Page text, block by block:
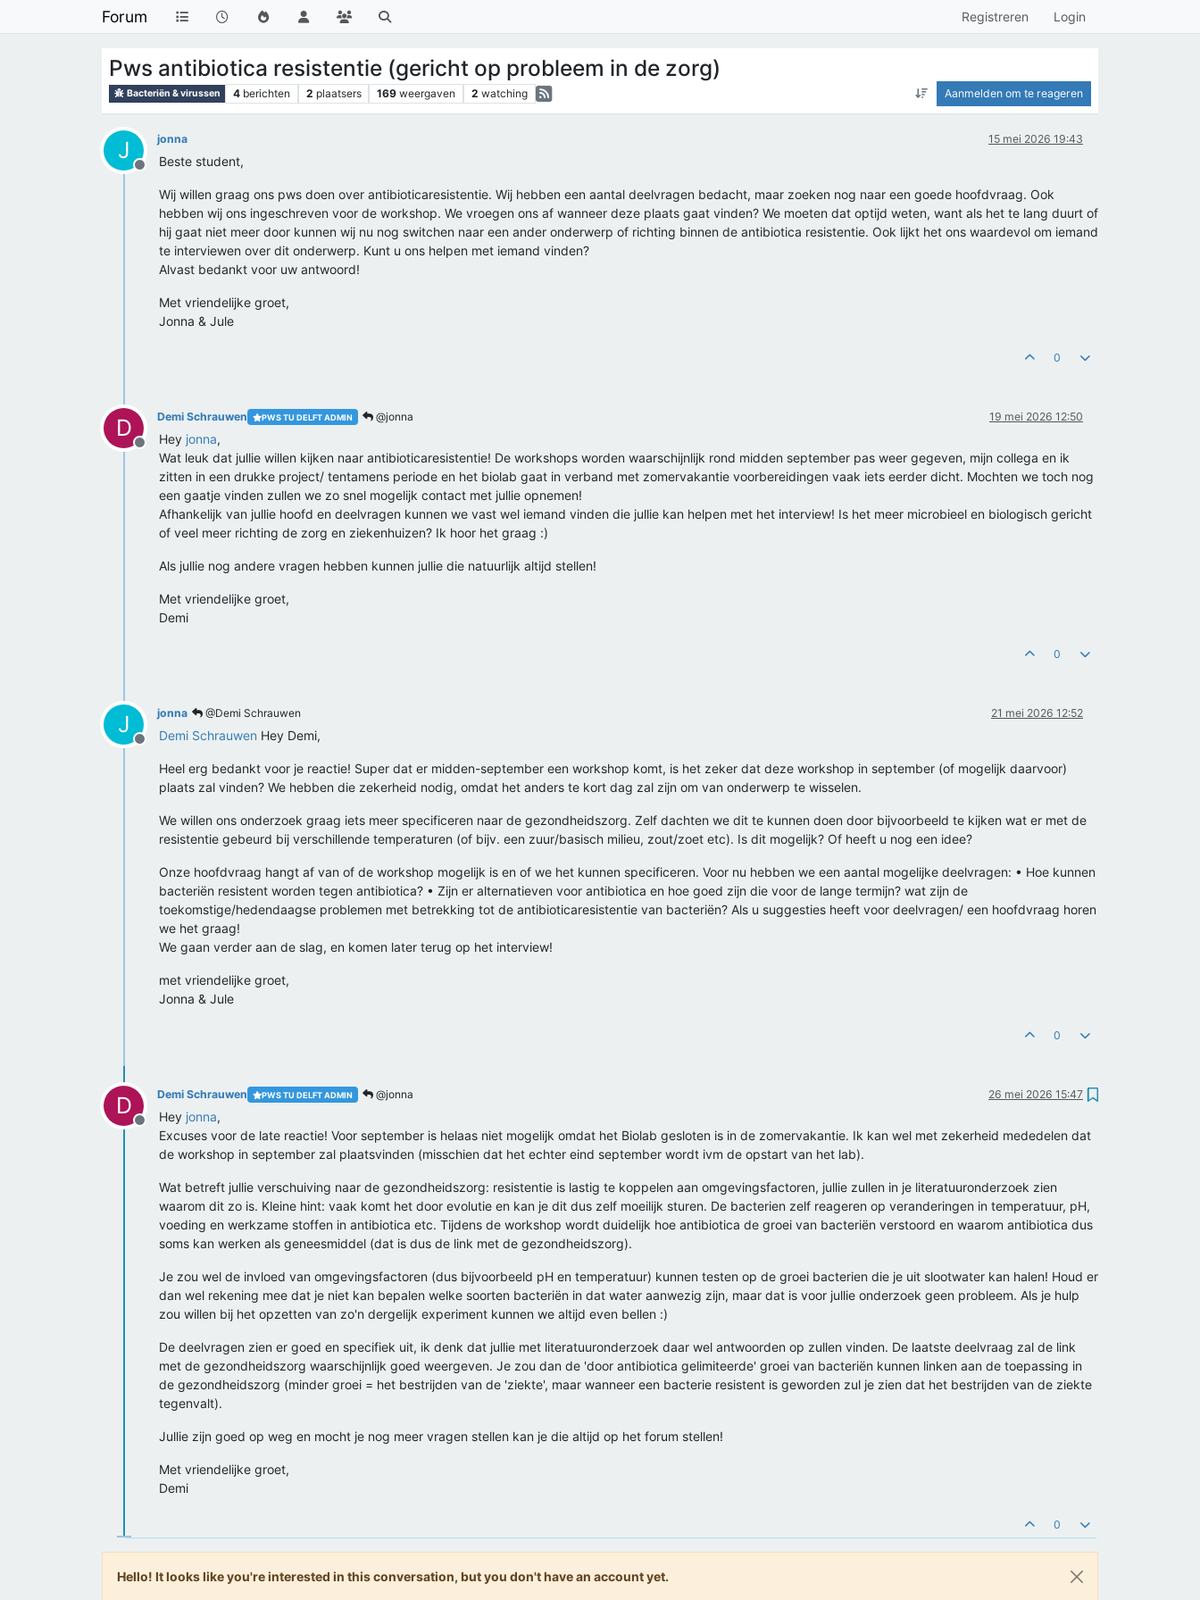
Forum Registreren Login
Pws antibiotica resistentie (gericht op probleem in de zorg)
Bacteriën & virussen 4 berichten 2 plaatsers 169 weergaven 2 watching Aanmelden om te reageren
J
Offline
jonna 15 mei 2026 19:43
Beste student,
Wij willen graag ons pws doen over antibioticaresistentie. Wij hebben een aantal deelvragen bedacht, maar zoeken nog naar een goede hoofdvraag. Ook
hebben wij ons ingeschreven voor de workshop. We vroegen ons af wanneer deze plaats gaat vinden? We moeten dat optijd weten, want als het te lang duurt of
hij gaat niet meer door kunnen wij nu nog switchen naar een ander onderwerp of richting binnen de antibiotica resistentie. Ook lijkt het ons waardevol om iemand
te interviewen over dit onderwerp. Kunt u ons helpen met iemand vinden?
Alvast bedankt voor uw antwoord!
Met vriendelijke groet,
Jonna & Jule
0
D
Offline
Demi Schrauwen PWS TU DELFT ADMIN @jonna 19 mei 2026 12:50
Hey jonna,
Wat leuk dat jullie willen kijken naar antibioticaresistentie! De workshops worden waarschijnlijk rond midden september pas weer gegeven, mijn collega en ik
zitten in een drukke project/ tentamens periode en het biolab gaat in verband met zomervakantie voorbereidingen vaak iets eerder dicht. Mochten we toch nog
een gaatje vinden zullen we zo snel mogelijk contact met jullie opnemen!
Afhankelijk van jullie hoofd en deelvragen kunnen we vast wel iemand vinden die jullie kan helpen met het interview! Is het meer microbieel en biologisch gericht
of veel meer richting de zorg en ziekenhuizen? Ik hoor het graag :)
Als jullie nog andere vragen hebben kunnen jullie die natuurlijk altijd stellen!
Met vriendelijke groet,
Demi
0
J
Offline
jonna @Demi Schrauwen 21 mei 2026 12:52
Demi Schrauwen Hey Demi,
Heel erg bedankt voor je reactie! Super dat er midden-september een workshop komt, is het zeker dat deze workshop in september (of mogelijk daarvoor)
plaats zal vinden? We hebben die zekerheid nodig, omdat het anders te kort dag zal zijn om van onderwerp te wisselen.
We willen ons onderzoek graag iets meer specificeren naar de gezondheidszorg. Zelf dachten we dit te kunnen doen door bijvoorbeeld te kijken wat er met de
resistentie gebeurd bij verschillende temperaturen (of bijv. een zuur/basisch milieu, zout/zoet etc). Is dit mogelijk? Of heeft u nog een idee?
Onze hoofdvraag hangt af van of de workshop mogelijk is en of we het kunnen specificeren. Voor nu hebben we een aantal mogelijke deelvragen: • Hoe kunnen
bacteriën resistent worden tegen antibiotica? • Zijn er alternatieven voor antibiotica en hoe goed zijn die voor de lange termijn? wat zijn de
toekomstige/hedendaagse problemen met betrekking tot de antibioticaresistentie van bacteriën? Als u suggesties heeft voor deelvragen/ een hoofdvraag horen
we het graag!
We gaan verder aan de slag, en komen later terug op het interview!
met vriendelijke groet,
Jonna & Jule
0
D
Offline
Demi Schrauwen PWS TU DELFT ADMIN @jonna 26 mei 2026 15:47
Hey jonna,
Excuses voor de late reactie! Voor september is helaas niet mogelijk omdat het Biolab gesloten is in de zomervakantie. Ik kan wel met zekerheid mededelen dat
de workshop in september zal plaatsvinden (misschien dat het echter eind september wordt ivm de opstart van het lab).
Wat betreft jullie verschuiving naar de gezondheidszorg: resistentie is lastig te koppelen aan omgevingsfactoren, jullie zullen in je literatuuronderzoek zien
waarom dit zo is. Kleine hint: vaak komt het door evolutie en kan je dit dus zelf moeilijk sturen. De bacterien zelf reageren op veranderingen in temperatuur, pH,
voeding en werkzame stoffen in antibiotica etc. Tijdens de workshop wordt duidelijk hoe antibiotica de groei van bacteriën verstoord en waarom antibiotica dus
soms kan werken als geneesmiddel (dat is dus de link met de gezondheidszorg).
Je zou wel de invloed van omgevingsfactoren (dus bijvoorbeeld pH en temperatuur) kunnen testen op de groei bacterien die je uit slootwater kan halen! Houd er
dan wel rekening mee dat je niet kan bepalen welke soorten bacteriën in dat water aanwezig zijn, maar dat is voor jullie onderzoek geen probleem. Als je hulp
zou willen bij het opzetten van zo'n dergelijk experiment kunnen we altijd even bellen :)
De deelvragen zien er goed en specifiek uit, ik denk dat jullie met literatuuronderzoek daar wel antwoorden op zullen vinden. De laatste deelvraag zal de link
met de gezondheidszorg waarschijnlijk goed weergeven. Je zou dan de 'door antibiotica gelimiteerde' groei van bacteriën kunnen linken aan de toepassing in
de gezondheidszorg (minder groei = het bestrijden van de 'ziekte', maar wanneer een bacterie resistent is geworden zul je zien dat het bestrijden van de ziekte
tegenvalt).
Jullie zijn goed op weg en mocht je nog meer vragen stellen kan je die altijd op het forum stellen!
Met vriendelijke groet,
Demi
0
Hello! It looks like you're interested in this conversation, but you don't have an account yet.